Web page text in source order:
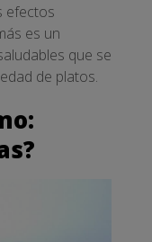
efectos
es un
que se
de platos.